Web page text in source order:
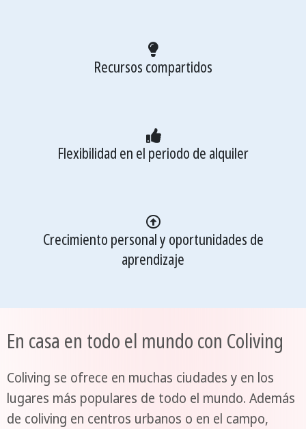
Recursos compartidos
Flexibilidad en el periodo de alquiler
Crecimiento personal y oportunidades de
aprendizaje
En casa en todo el mundo con Coliving
Coliving se ofrece en muchas ciudades y en los
lugares más populares de todo el mundo. Además
de coliving en centros urbanos o en el campo,